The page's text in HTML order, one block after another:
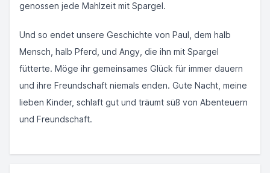
genossen jede Mahlzeit mit Spargel.
Und so endet unsere Geschichte von Paul, dem halb
Mensch, halb Pferd, und Angy, die ihn mit Spargel
fütterte. Möge ihr gemeinsames Glück für immer dauern
und ihre Freundschaft niemals enden. Gute Nacht, meine
lieben Kinder, schlaft gut und träumt süß von Abenteuern
und Freundschaft.